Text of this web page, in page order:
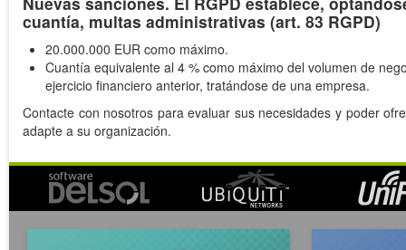
cuantía, multas administrativas (art. 83 RGPD)
20.000.000 EUR como máximo.
Cuantía equivalente al 4 % como máximo del volumen de
ejercicio financiero anterior, tratándose de una empresa.
Contacte con nosotros para evaluar sus necesidades y poder
adapte a su organización.